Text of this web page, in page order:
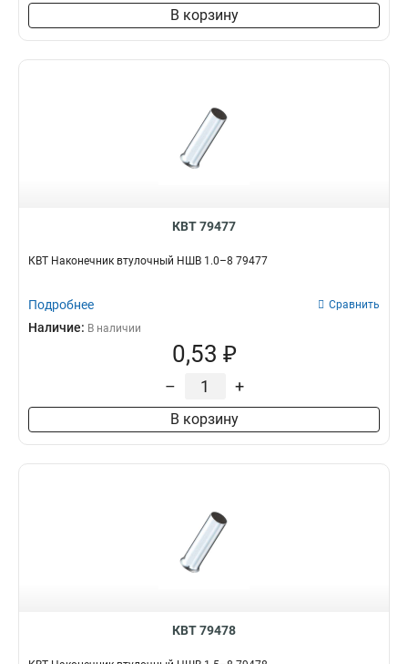
В корзину
КВТ 79477
КВТ Наконечник втулочный НШВ 1.0–8 79477
Подробнее Сравнить
Наличие: В наличии
0,53 ₽
– +
В корзину
КВТ 79478